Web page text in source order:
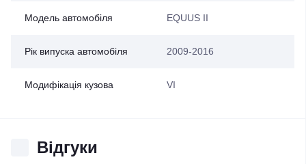
Модель автомобіля EQUUS II
Рік випуска автомобіля 2009-2016
Модифікація кузова VI
Відгуки